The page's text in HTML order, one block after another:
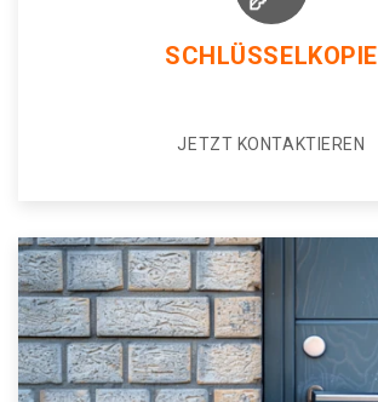
SCHLÜSSELKOPIE
JETZT KONTAKTIEREN